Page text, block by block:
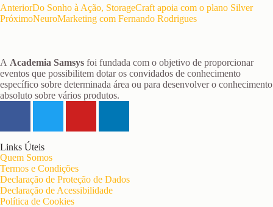
AnteriorDo Sonho à Ação, StorageCraft apoia com o plano Silver
PróximoNeuroMarketing com Fernando Rodrigues
A Academia Samsys foi fundada com o objetivo de proporcionar
eventos que possibilitem dotar os convidados de conhecimento
específico sobre determinada área ou para desenvolver o conhecimento
absoluto sobre vários produtos.
Links Úteis
Quem Somos
Termos e Condições
Declaração de Proteção de Dados
Declaração de Acessibilidade
Política de Cookies